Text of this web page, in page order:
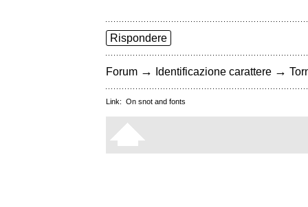
Rispondere
Forum → Identificazione carattere →
Link: On snot and fonts